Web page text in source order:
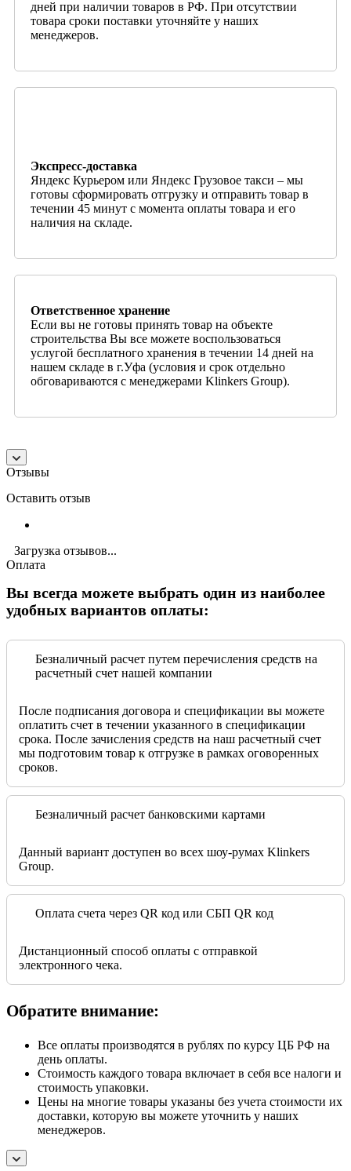
дней при наличии товаров в РФ. При отсутствии
товара сроки поставки уточняйте у наших
менеджеров.
Экспресс-доставка
Яндекс Курьером или Яндекс Грузовое такси – мы
готовы сформировать отгрузку и отправить товар в
течении 45 минут с момента оплаты товара и его
наличия на складе.
Ответственное хранение
Если вы не готовы принять товар на объекте
строительства Вы все можете воспользоваться
услугой бесплатного хранения в течении 14 дней на
нашем складе в г.Уфа (условия и срок отдельно
обговариваются с менеджерами Klinkers Group).
Отзывы
Оставить отзыв
Загрузка отзывов...
Оплата
Вы всегда можете выбрать один из наиболее
удобных вариантов оплаты:
Безналичный расчет путем перечисления средств на
расчетный счет нашей компании
После подписания договора и спецификации вы можете
оплатить счет в течении указанного в спецификации
срока. После зачисления средств на наш расчетный счет
мы подготовим товар к отгрузке в рамках оговоренных
сроков.
Безналичный расчет банковскими картами
Данный вариант доступен во всех шоу-румах Klinkers
Group.
Оплата счета через QR код или СБП QR код
Дистанционный способ оплаты с отправкой
электронного чека.
Обратите внимание:
Все оплаты производятся в рублях по курсу ЦБ РФ на
день оплаты.
Стоимость каждого товара включает в себя все налоги и
стоимость упаковки.
Цены на многие товары указаны без учета стоимости их
доставки, которую вы можете уточнить у наших
менеджеров.